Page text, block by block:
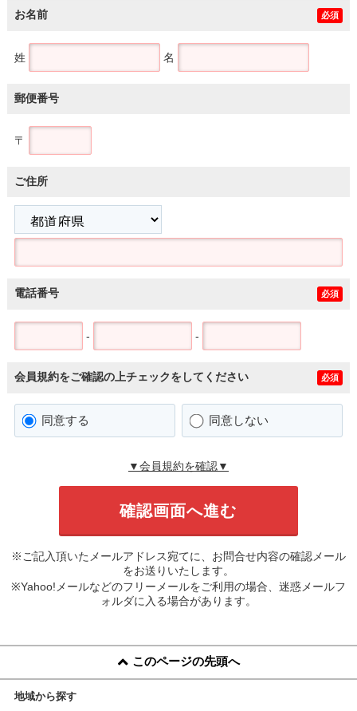
お名前 必須
姓 名
郵便番号
〒
ご住所
電話番号 必須
- -
会員規約をご確認の上チェックをしてください 必須
同意する 同意しない
▼会員規約を確認▼
※ご記入頂いたメールアドレス宛てに、お問合せ内容の確認メール
をお送りいたします。
※Yahoo!メールなどのフリーメールをご利用の場合、迷惑メールフ
ォルダに入る場合があります。
このページの先頭へ
地域から探す